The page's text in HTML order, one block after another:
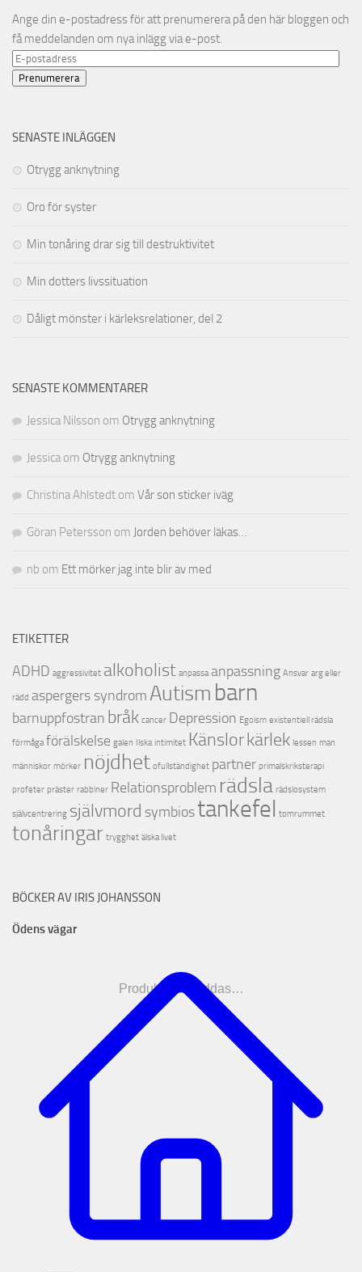
Ange din e-postadress för att prenumerera på den här bloggen och
få meddelanden om nya inlägg via e-post.
E-
postadress
Prenumerera
SENASTE INLÄGGEN
Otrygg anknytning
Oro för syster
Min tonåring drar sig till destruktivitet
Min dotters livssituation
Dåligt mönster i kärleksrelationer, del 2
SENASTE KOMMENTARER
Jessica Nilsson om Otrygg anknytning
Jessica om Otrygg anknytning
Christina Ahlstedt om Vår son sticker iväg
Göran Petersson om Jorden behöver läkas…
nb om Ett mörker jag inte blir av med
ETIKETTER
ADHD aggressivitet alkoholist anpassa anpassning Ansvar arg eller
rädd aspergers syndromAutism barn
barnuppfostran bråk cancer Depression Egoism existentiell rädsla
förmåga förälskelse galen Ilska intimitet Känslorkärlek lessen man
människor mörker nöjdhet ofullständighet partner primalskriksterapi
profeter präster rabbiner Relationsproblem rädsla rädslosystem
självcentrering självmord symbiostankefel tomrummet
tonåringar trygghet älska livet
BÖCKER AV IRIS JOHANSSON
Ödens vägar
Produkterna laddas…